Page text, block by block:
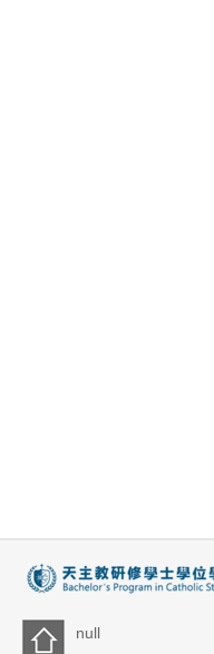
null